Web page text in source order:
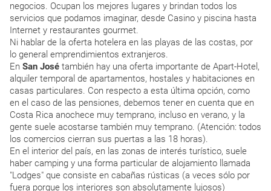
negocios. Ocupan los mejores lugares y brindan todos los
servicios que podamos imaginar, desde Casino y piscina hasta
Internet y restaurantes gourmet.
Ni hablar de la oferta hotelera en las playas de las costas, por
lo general emprendimientos extranjeros.
En San José también hay una oferta importante de Apart-Hotel,
alquiler temporal de apartamentos, hostales y habitaciones en
casas particulares. Con respecto a esta última opción, como
en el caso de las pensiones, debemos tener en cuenta que en
Costa Rica anochece muy temprano, incluso en verano, y la
gente suele acostarse también muy temprano. (Atención: todos
los comercios cierran sus puertas a las 18 horas).
En el interior del país, en las zonas de interés turístico, suele
haber camping y una forma particular de alojamiento llamada
"Lodges" que consiste en cabañas rústicas (a veces sólo por
fuera porque los interiores son absolutamente lujosos)